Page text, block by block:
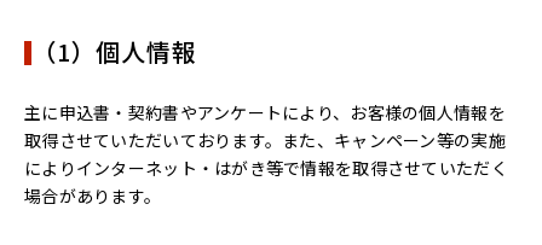
（1）個人情報
主に申込書・契約書やアンケートにより、お客様の個人情報を
取得させていただいております。また、キャンペーン等の実施
によりインターネット・はがき等で情報を取得させていただく
場合があります。